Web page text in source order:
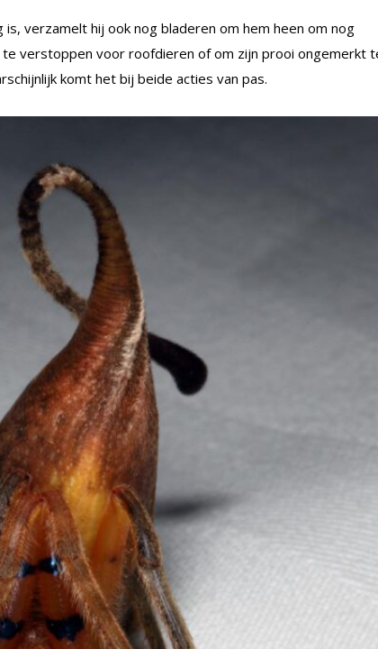
verzamelt hij ook nog bladeren om hem heen om nog
verstoppen voor roofdieren of om zijn prooi ongemerkt
komt het bij beide acties van pas.